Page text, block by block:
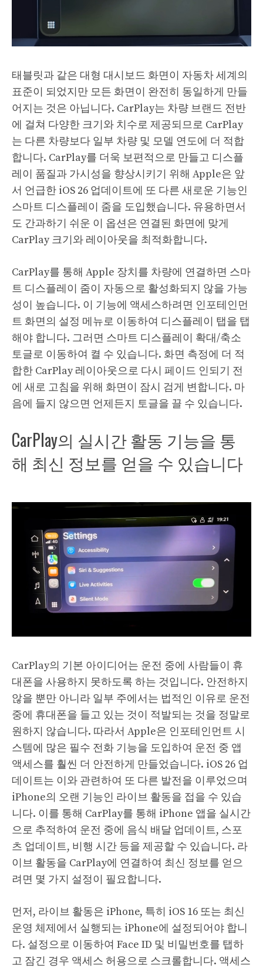
태블릿과 같은 대형 대시보드 화면이 자동차 세계의
표준이 되었지만 모든 화면이 완전히 동일하게 만들
어지는 것은 아닙니다. CarPlay는 차량 브랜드 전반
에 걸쳐 다양한 크기와 치수로 제공되므로 CarPlay
는 다른 차량보다 일부 차량 및 모델 연도에 더 적합
합니다. CarPlay를 더욱 보편적으로 만들고 디스플
레이 품질과 가시성을 향상시키기 위해 Apple은 앞
서 언급한 iOS 26 업데이트에 또 다른 새로운 기능인
스마트 디스플레이 줌을 도입했습니다. 유용하면서
도 간과하기 쉬운 이 옵션은 연결된 화면에 맞게
CarPlay 크기와 레이아웃을 최적화합니다.
CarPlay를 통해 Apple 장치를 차량에 연결하면 스마
트 디스플레이 줌이 자동으로 활성화되지 않을 가능
성이 높습니다. 이 기능에 액세스하려면 인포테인먼
트 화면의 설정 메뉴로 이동하여 디스플레이 탭을 탭
해야 합니다. 그러면 스마트 디스플레이 확대/축소
토글로 이동하여 켤 수 있습니다. 화면 측정에 더 적
합한 CarPlay 레이아웃으로 다시 페이드 인되기 전
에 새로 고침을 위해 화면이 잠시 검게 변합니다. 마
음에 들지 않으면 언제든지 토글을 끌 수 있습니다.
CarPlay의 실시간 활동 기능을 통
해 최신 정보를 얻을 수 있습니다
CarPlay의 기본 아이디어는 운전 중에 사람들이 휴
대폰을 사용하지 못하도록 하는 것입니다. 안전하지
않을 뿐만 아니라 일부 주에서는 법적인 이유로 운전
중에 휴대폰을 들고 있는 것이 적발되는 것을 정말로
원하지 않습니다. 따라서 Apple은 인포테인먼트 시
스템에 많은 필수 전화 기능을 도입하여 운전 중 앱
액세스를 훨씬 더 안전하게 만들었습니다. iOS 26 업
데이트는 이와 관련하여 또 다른 발전을 이루었으며
iPhone의 오랜 기능인 라이브 활동을 접을 수 있습
니다. 이를 통해 CarPlay를 통해 iPhone 앱을 실시간
으로 추적하여 운전 중에 음식 배달 업데이트, 스포
츠 업데이트, 비행 시간 등을 제공할 수 있습니다. 라
이브 활동을 CarPlay에 연결하여 최신 정보를 얻으
려면 몇 가지 설정이 필요합니다.
먼저, 라이브 활동은 iPhone, 특히 iOS 16 또는 최신
운영 체제에서 실행되는 iPhone에 설정되어야 합니
다. 설정으로 이동하여 Face ID 및 비밀번호를 탭하
고 잠긴 경우 액세스 허용으로 스크롤합니다. 액세스